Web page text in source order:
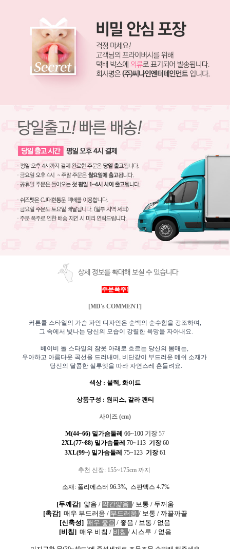
상세 정보를 확대해 보실 수 있습니다
주문폭주!
[MD's COMMENT]
커튼콜 스타일의 가슴 파인 디자인은 순백의 순수함을 강조하며,
그 속에서 빛나는 당신의 모습이 강렬한 욕망을 자아내요.
베이비 돌 스타일의 잠옷 아래로 흐르는 당신의 몸매는,
우아하고 아름다운 곡선을 드러내며, 비단같이 부드러운 메쉬 소재가
당신의 달콤한 실루엣을 따라 자연스레 흔들려요.
색상: 블랙, 화이트
상품구성 : 원피스, 갈라팬티
사이즈 (cm)
M(44~66) 밑가슴둘레 66~100 기장57
2XL(77~88) 밑가슴둘레 70~113 기장60
3XL(99~) 밑가슴둘레 75~123 기장 61
추천 신장: 155~175cm 까지
소재: 폴리에스터 96.3%, 스판덱스 4.7%
[두께감] 얇음 / 약간얇음 / 보통 / 두꺼움
[촉감] 매우 부드러움 / 부드러움 / 보통 / 까끌까끌
[신축성] 매우 좋음 / 좋음 / 보통 / 없음
[비침] 매우 비침 / 비침 / 시스루 / 없음